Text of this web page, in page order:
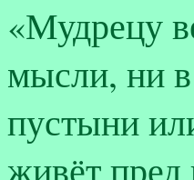
«Мудрецу
мысли, ни
пустыни
живёт пред